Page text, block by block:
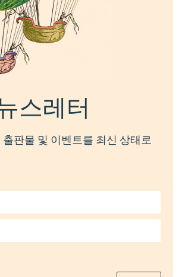
스레터
출판물 및 이벤트를 최신 상태로